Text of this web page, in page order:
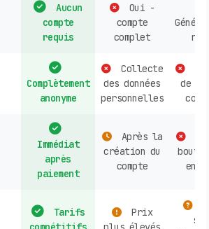
Aucun
compte
requis
Oui -
compte
complet
Complètement
anonyme
Collecte
des données
personnelles
de
Immédiat
après
paiement
Après la
création du
compte
en
Tarifs
Prix